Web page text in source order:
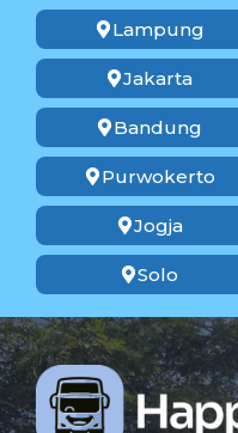
Lampung
Jakarta
Bandung
Purwokerto
Jogja
Solo